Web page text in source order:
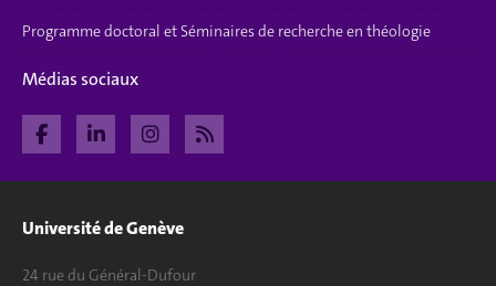
Programme doctoral et Séminaires de recherche en théologie
Médias sociaux
Université de Genève
24 rue du Général-Dufour